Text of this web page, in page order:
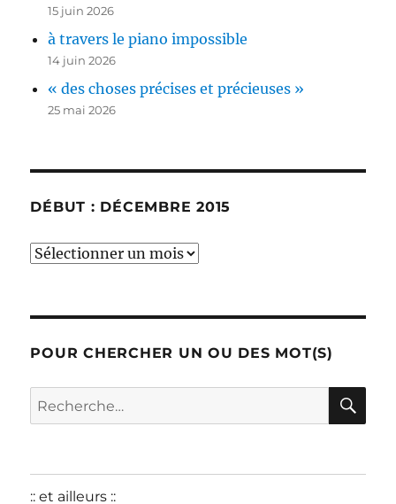
15 juin 2026
à travers le piano impossible
14 juin 2026
« des choses précises et précieuses »
25 mai 2026
DÉBUT : DÉCEMBRE 2015
début
POUR CHERCHER UN OU DES MOT(S)
Recherche
pour :
:: et ailleurs ::